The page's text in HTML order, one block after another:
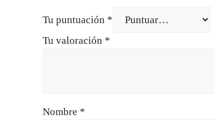
Tu puntuación *
Tu valoración *
Nombre *